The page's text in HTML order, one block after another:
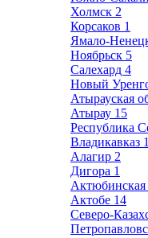
Холмск 2
Корсаков 1
Ямало-
Ноябрьск 5
Салехард 4
Новый
Атырауская
Атырау 15
Республика
Владикавказ
Алагир 2
Дигора 1
Актюбинская
Актобе 14
Северо-